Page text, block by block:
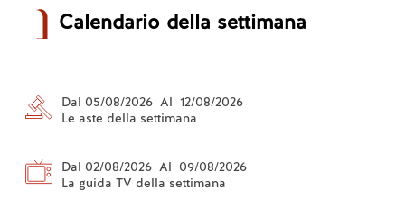
Calendario della settimana
Dal 05/08/2026 Al 12/08/2026
Le aste della settimana
Dal 02/08/2026 Al 09/08/2026
La guida TV della settimana